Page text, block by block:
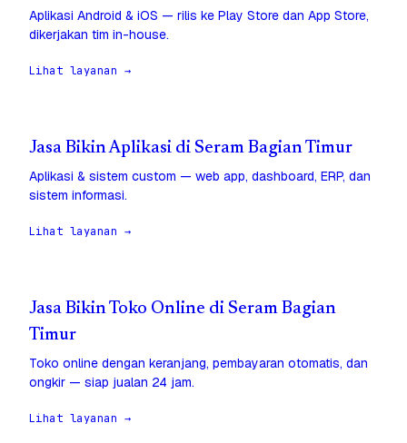
Aplikasi Android & iOS — rilis ke Play Store dan App Store,
dikerjakan tim in-house.
Lihat layanan →
Jasa Bikin Aplikasi di Seram Bagian Timur
Aplikasi & sistem custom — web app, dashboard, ERP, dan
sistem informasi.
Lihat layanan →
Jasa Bikin Toko Online di Seram Bagian
Timur
Toko online dengan keranjang, pembayaran otomatis, dan
ongkir — siap jualan 24 jam.
Lihat layanan →